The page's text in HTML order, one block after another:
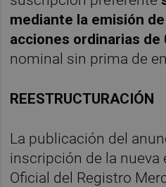
mediante la emisión
acciones ordinarias de
nominal sin prima de
REESTRUCTURACIÓN
La publicación del
inscripción de la nueva
Oficial del Registro